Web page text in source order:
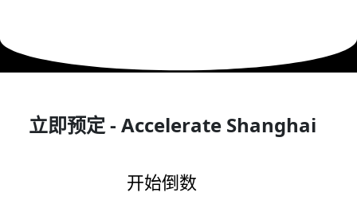
立即预定 - Accelerate Shanghai
开始倒数